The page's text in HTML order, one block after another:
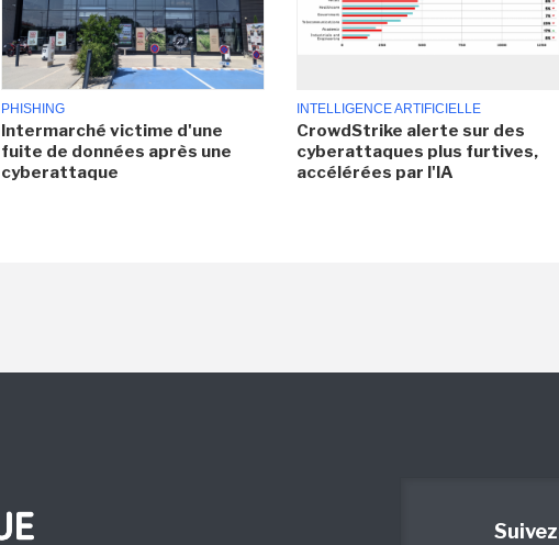
PHISHING
Intermarché victime d'une
fuite de données après une
cyberattaque
INTELLIGENCE ARTIFICIELLE
CrowdStrike alerte sur des
cyberattaques plus furtives,
accélérées par l'IA